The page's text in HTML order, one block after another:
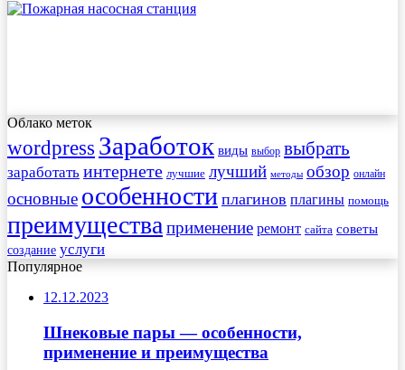
Облако меток
wordpress Заработок виды выбор выбрать
заработать интернете лучшие лучший методы обзор онлайн
основные особенности плагинов плагины помощь
преимущества применение ремонт сайта советы
создание услуги
Популярное
12.12.2023
Шнековые пары — особенности,
применение и преимущества